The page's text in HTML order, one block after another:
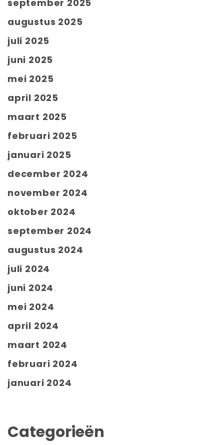
september 2025
augustus 2025
juli 2025
juni 2025
mei 2025
april 2025
maart 2025
februari 2025
januari 2025
december 2024
november 2024
oktober 2024
september 2024
augustus 2024
juli 2024
juni 2024
mei 2024
april 2024
maart 2024
februari 2024
januari 2024
Categorieën